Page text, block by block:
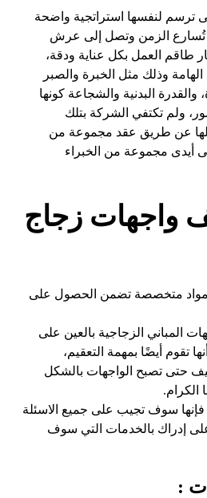
ترسم لنفسها استراتجية واضحة
تُسارع الزمن وتصل إلى عرش
طاقم العمل بكل عناية ودقة،
وذلك مثل الخبرة والصبر
والقدرة البدنية والشجاعة كونها
ولم تكتفي الشركة بتلك
عن طريق عقد مجموعة من
أيدى مجموعة من الخبراء
واجهات زجاج
متخصصة تضمن الحصول على
المباني الزجاجية بالعين على
تقوم أيضًا بمهمة التعقيم،
حتى تصبح الواجهات بالشكل
الكرام.
سوف تجيب على جميع الاسئلة
إدراك بالخدمات التي سوف
: